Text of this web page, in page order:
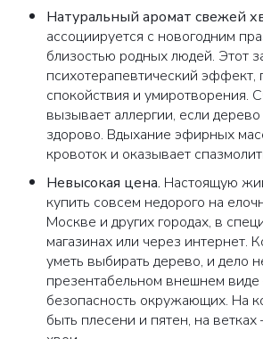
Натуральный аромат свежей
ассоциируется с новогодним
близостью родных людей. Этот
психотерапевтический эффект,
спокойствия и умиротворения.
вызывает аллергии, если
здорово. Вдыхание эфирных
кровоток и оказывает
Невысокая цена. Настоящую
купить совсем недорого на
Москве и других городах, в
магазинах или через интернет.
уметь выбирать дерево, и дело
презентабельном внешнем
безопасность окружающих. На
быть плесени и пятен, на